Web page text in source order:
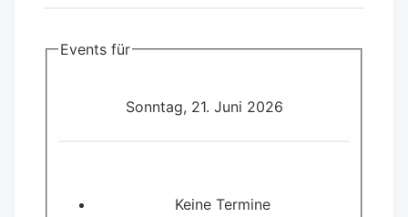
Events für
Sonntag, 21. Juni 2026
Keine Termine